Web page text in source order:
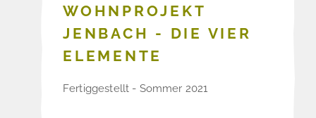
WOHNPROJEKT
JENBACH - DIE VIER
ELEMENTE
Fertiggestellt - Sommer 2021